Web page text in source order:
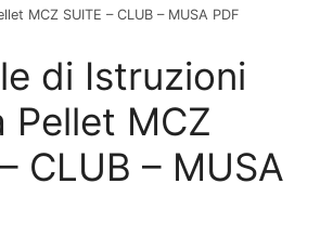
MCZ SUITE – CLUB – MUSA PDF
di Istruzioni
Pellet MCZ
CLUB – MUSA